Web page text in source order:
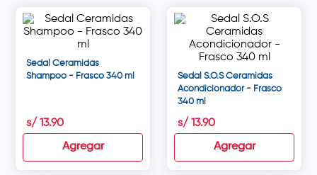
Sedal Ceramidas
Shampoo - Frasco 340 ml
s/ 13.90
Agregar
Sedal S.O.S Ceramidas
Acondicionador - Frasco
340 ml
s/ 13.90
Agregar